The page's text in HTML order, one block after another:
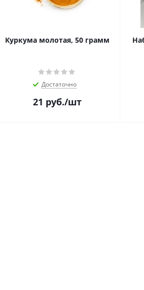
Куркума молотая, 50 грамм
Достаточно
21 руб./шт